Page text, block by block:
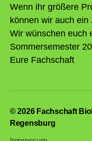
Wenn ihr größere
können wir auch
Wir wünschen euch
Sommersemester
Eure Fachschaft
© 2026 Fachschaft
Regensburg